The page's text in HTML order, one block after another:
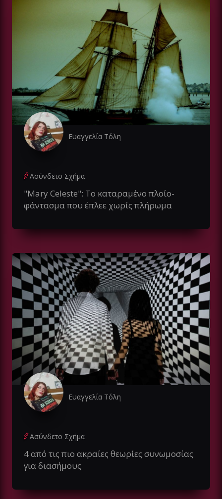
Ευαγγελία Τόλη
Ασύνδετο Σχήμα
"Mary Celeste": Το καταραμένο πλοίο-
φάντασμα που έπλεε χωρίς πλήρωμα
Ευαγγελία Τόλη
Ασύνδετο Σχήμα
4 από τις πιο ακραίες θεωρίες συνωμοσίας
για διασήμους